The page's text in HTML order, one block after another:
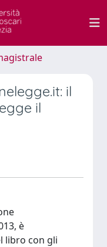
il
il
è
libro con gli